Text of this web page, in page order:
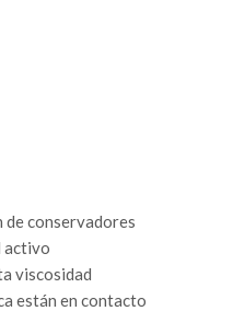
de conservadores
activo
viscosidad
están en contacto